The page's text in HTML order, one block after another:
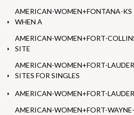
AMERICAN-WOMEN+FONTANA-
WHEN A
AMERICAN-WOMEN+FORT-
SITE
AMERICAN-WOMEN+FORT-
SITES FOR SINGLES
AMERICAN-WOMEN+FORT-
AMERICAN-WOMEN+FORT-